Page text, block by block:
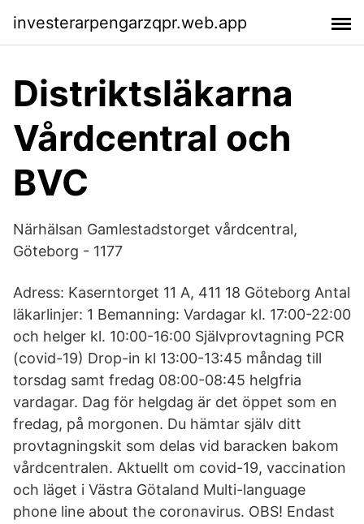
investerarpengarzqpr.web.app
Distriktsläkarna
Vårdcentral och
BVC
Närhälsan Gamlestadstorget vårdcentral,
Göteborg - 1177
Adress: Kaserntorget 11 A, 411 18 Göteborg Antal
läkarlinjer: 1 Bemanning: Vardagar kl. 17:00-22:00
och helger kl. 10:00-16:00 Självprovtagning PCR
(covid-19) Drop-in kl 13:00-13:45 måndag till
torsdag samt fredag 08:00-08:45 helgfria
vardagar. Dag för helgdag är det öppet som en
fredag, på morgonen. Du hämtar själv ditt
provtagningskit som delas vid baracken bakom
vårdcentralen. Aktuellt om covid-19, vaccination
och läget i Västra Götaland Multi-language
phone line about the coronavirus. OBS! Endast